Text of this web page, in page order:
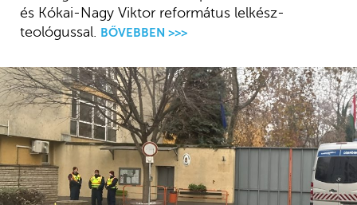
és Kókai-Nagy Viktor református lelkész-
teológussal.
BŐVEBBEN >>>